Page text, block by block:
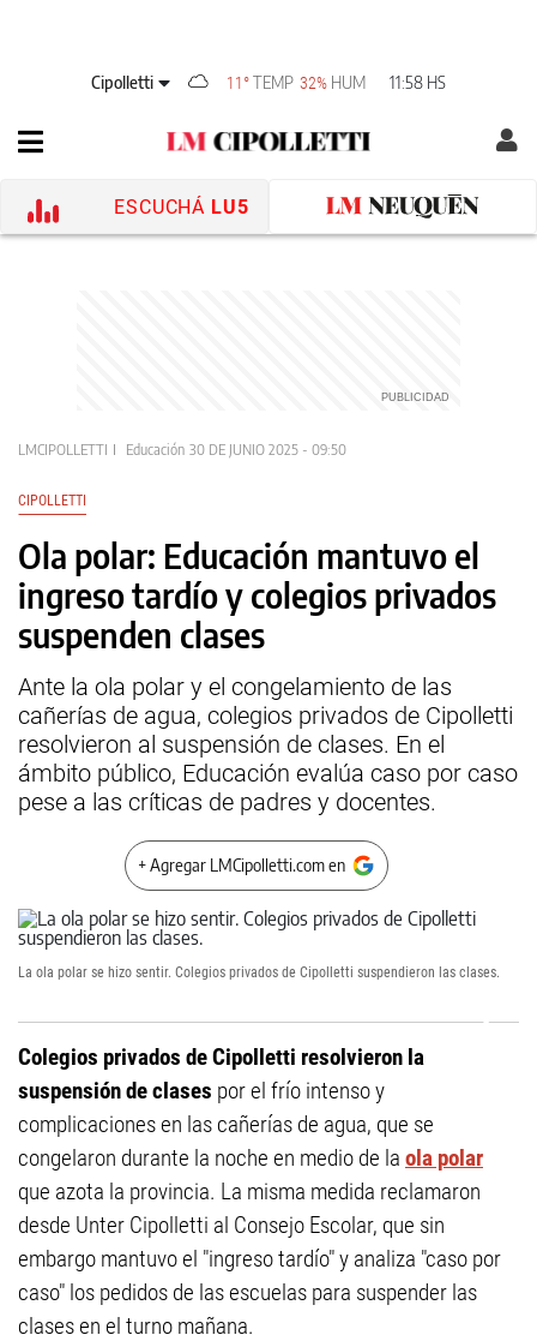
Cipolletti 11° TEMP 32% HUM 11:58 HS
ESCUCHÁ LU5
LMCIPOLLETTI Educación 30 DE JUNIO 2025 - 09:50
CIPOLLETTI
Ola polar: Educación mantuvo el
ingreso tardío y colegios privados
suspenden clases
Ante la ola polar y el congelamiento de las
cañerías de agua, colegios privados de Cipolletti
resolvieron al suspensión de clases. En el
ámbito público, Educación evalúa caso por caso
pese a las críticas de padres y docentes.
+ Agregar LMCipolletti.com en
La ola polar se hizo sentir. Colegios privados de Cipolletti suspendieron las clases.
Colegios privados de Cipolletti resolvieron la
suspensión de clases por el frío intenso y
complicaciones en las cañerías de agua, que se
congelaron durante la noche en medio de la ola polar
que azota la provincia. La misma medida reclamaron
desde Unter Cipolletti al Consejo Escolar, que sin
embargo mantuvo el "ingreso tardío" y analiza "caso por
caso" los pedidos de las escuelas para suspender las
clases en el turno mañana.